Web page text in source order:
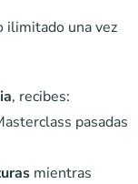
ilimitado una vez
, recibes:
pasadas
mientras